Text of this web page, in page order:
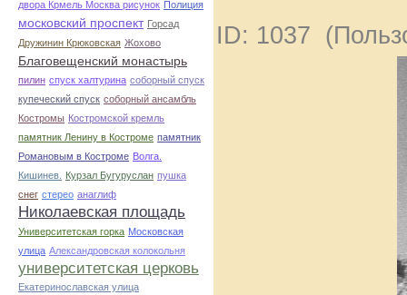
двора Крмель Москва рисунок Полиция
московский проспект Горсад
Дружинин Крюковская Жохово
Благовещенский монастырь
пилин спуск халтурина соборный спуск
купеческий спуск соборный ансамбль
Костромы Костромской кремль
памятник Ленину в Костроме памятник
Романовым в Костроме Волга.
Кишинев.
Курзал Бугуруслан пушка
снег стерео анаглиф
Николаевская площадь
Университетская горка Московская
улица Александровская колокольня
университетская церковь
Екатеринославская улица
ID: 1037